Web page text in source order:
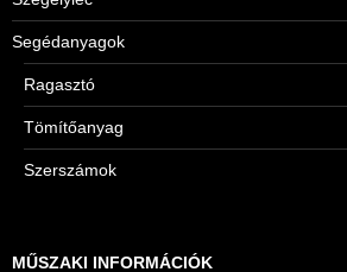
Segédanyagok
Ragasztó
Tömítőanyag
Szerszámok
MŰSZAKI INFORMÁCIÓK